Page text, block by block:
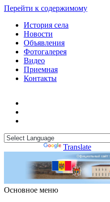
Перейти к содержимому
История села
Новости
Объявления
Фотогалерея
Видео
Приемная
Контакты
Translate
Основное меню